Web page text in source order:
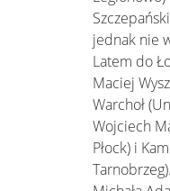
jednak nie
Latem do
Maciej
Warchoł
Wojciech
Płock) i